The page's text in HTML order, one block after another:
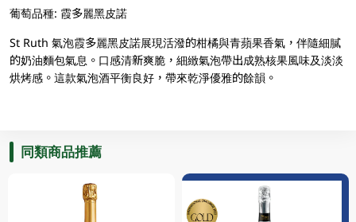
葡萄品種: 霞多麗黑皮諾
St Ruth 氣泡霞多麗黑皮諾展現活潑的柑橘與青蘋果香氣，伴隨細膩
的奶油麵包氣息。口感清新爽脆，細緻氣泡帶出成熟核果風味及淡淡
烘烤感。這款氣泡酒平衡良好，帶來乾淨優雅的餘韻。
同類商品推薦